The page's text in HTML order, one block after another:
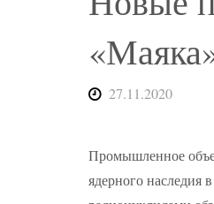
27.11.2020
Промышленное
ядерного